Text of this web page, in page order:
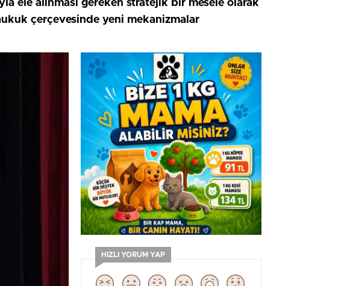
ele alınması gereken stratejik bir mesele olarak
çerçevesinde yeni mekanizmalar
HIZLI YORUM YAP